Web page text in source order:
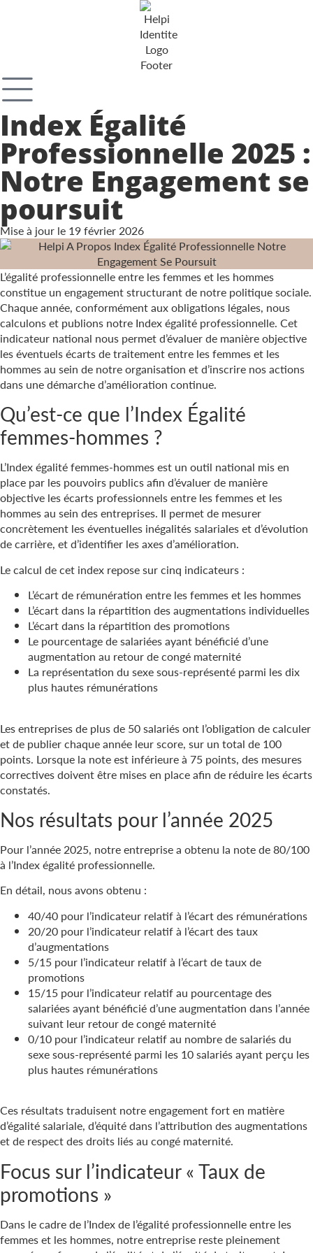
Index Égalité
Professionnelle 2025 :
Notre Engagement se
poursuit
Mise à jour le 19 février 2026
L’égalité professionnelle entre les femmes et les hommes
constitue un engagement structurant de notre politique sociale.
Chaque année, conformément aux obligations légales, nous
calculons et publions notre Index égalité professionnelle. Cet
indicateur national nous permet d’évaluer de manière objective
les éventuels écarts de traitement entre les femmes et les
hommes au sein de notre organisation et d’inscrire nos actions
dans une démarche d’amélioration continue.
Qu’est-ce que l’Index Égalité
femmes-hommes ?
L’Index égalité femmes-hommes est un outil national mis en
place par les pouvoirs publics afin d’évaluer de manière
objective les écarts professionnels entre les femmes et les
hommes au sein des entreprises. Il permet de mesurer
concrètement les éventuelles inégalités salariales et d’évolution
de carrière, et d’identifier les axes d’amélioration.
Le calcul de cet index repose sur cinq indicateurs :
L’écart de rémunération entre les femmes et les hommes
L’écart dans la répartition des augmentations individuelles
L’écart dans la répartition des promotions
Le pourcentage de salariées ayant bénéficié d’une
augmentation au retour de congé maternité
La représentation du sexe sous-représenté parmi les dix
plus hautes rémunérations
Les entreprises de plus de 50 salariés ont l’obligation de calculer
et de publier chaque année leur score, sur un total de 100
points. Lorsque la note est inférieure à 75 points, des mesures
correctives doivent être mises en place afin de réduire les écarts
constatés.
Nos résultats pour l’année 2025
Pour l’année 2025, notre entreprise a obtenu la note de 80/100
à l’Index égalité professionnelle.
En détail, nous avons obtenu :
40/40 pour l’indicateur relatif à l’écart des rémunérations
20/20 pour l’indicateur relatif à l’écart des taux
d’augmentations
5/15 pour l’indicateur relatif à l’écart de taux de
promotions
15/15 pour l’indicateur relatif au pourcentage des
salariées ayant bénéficié d’une augmentation dans l’année
suivant leur retour de congé maternité
0/10 pour l’indicateur relatif au nombre de salariés du
sexe sous-représenté parmi les 10 salariés ayant perçu les
plus hautes rémunérations
Ces résultats traduisent notre engagement fort en matière
d’égalité salariale, d’équité dans l’attribution des augmentations
et de respect des droits liés au congé maternité.
Focus sur l’indicateur « Taux de
promotions »
Dans le cadre de l’Index de l’égalité professionnelle entre les
femmes et les hommes, notre entreprise reste pleinement